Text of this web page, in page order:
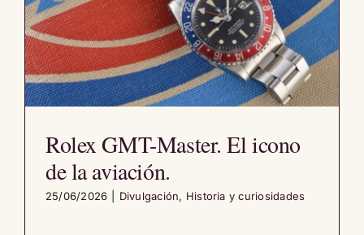
Rolex GMT-Master. El icono
de la aviación.
25/06/2026 Divulgación, Historia y curiosidades